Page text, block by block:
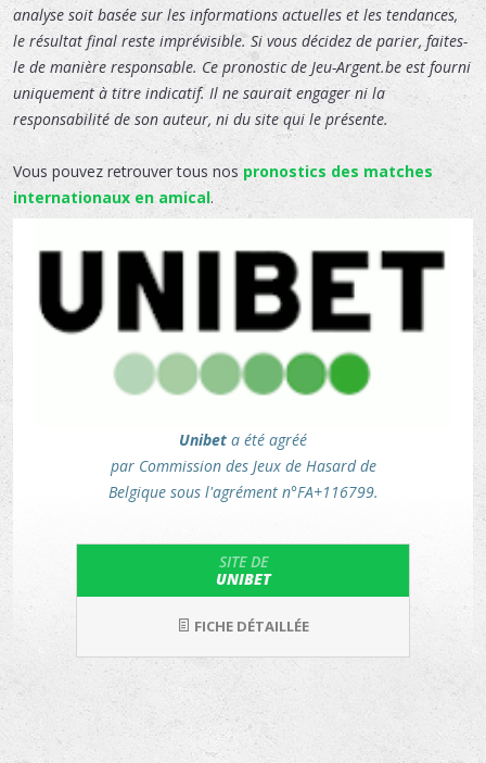
analyse soit basée sur les informations actuelles et les tendances,
le résultat final reste imprévisible. Si vous décidez de parier, faites-
le de manière responsable. Ce pronostic de Jeu-Argent.be est fourni
uniquement à titre indicatif. Il ne saurait engager ni la
responsabilité de son auteur, ni du site qui le présente.
Vous pouvez retrouver tous nos pronostics des matches
internationaux en amical.
Unibet a été agréé
par Commission des Jeux de Hasard de
Belgique sous l'agrément n°FA+116799.
SITE DE
UNIBET
FICHE DÉTAILLÉE